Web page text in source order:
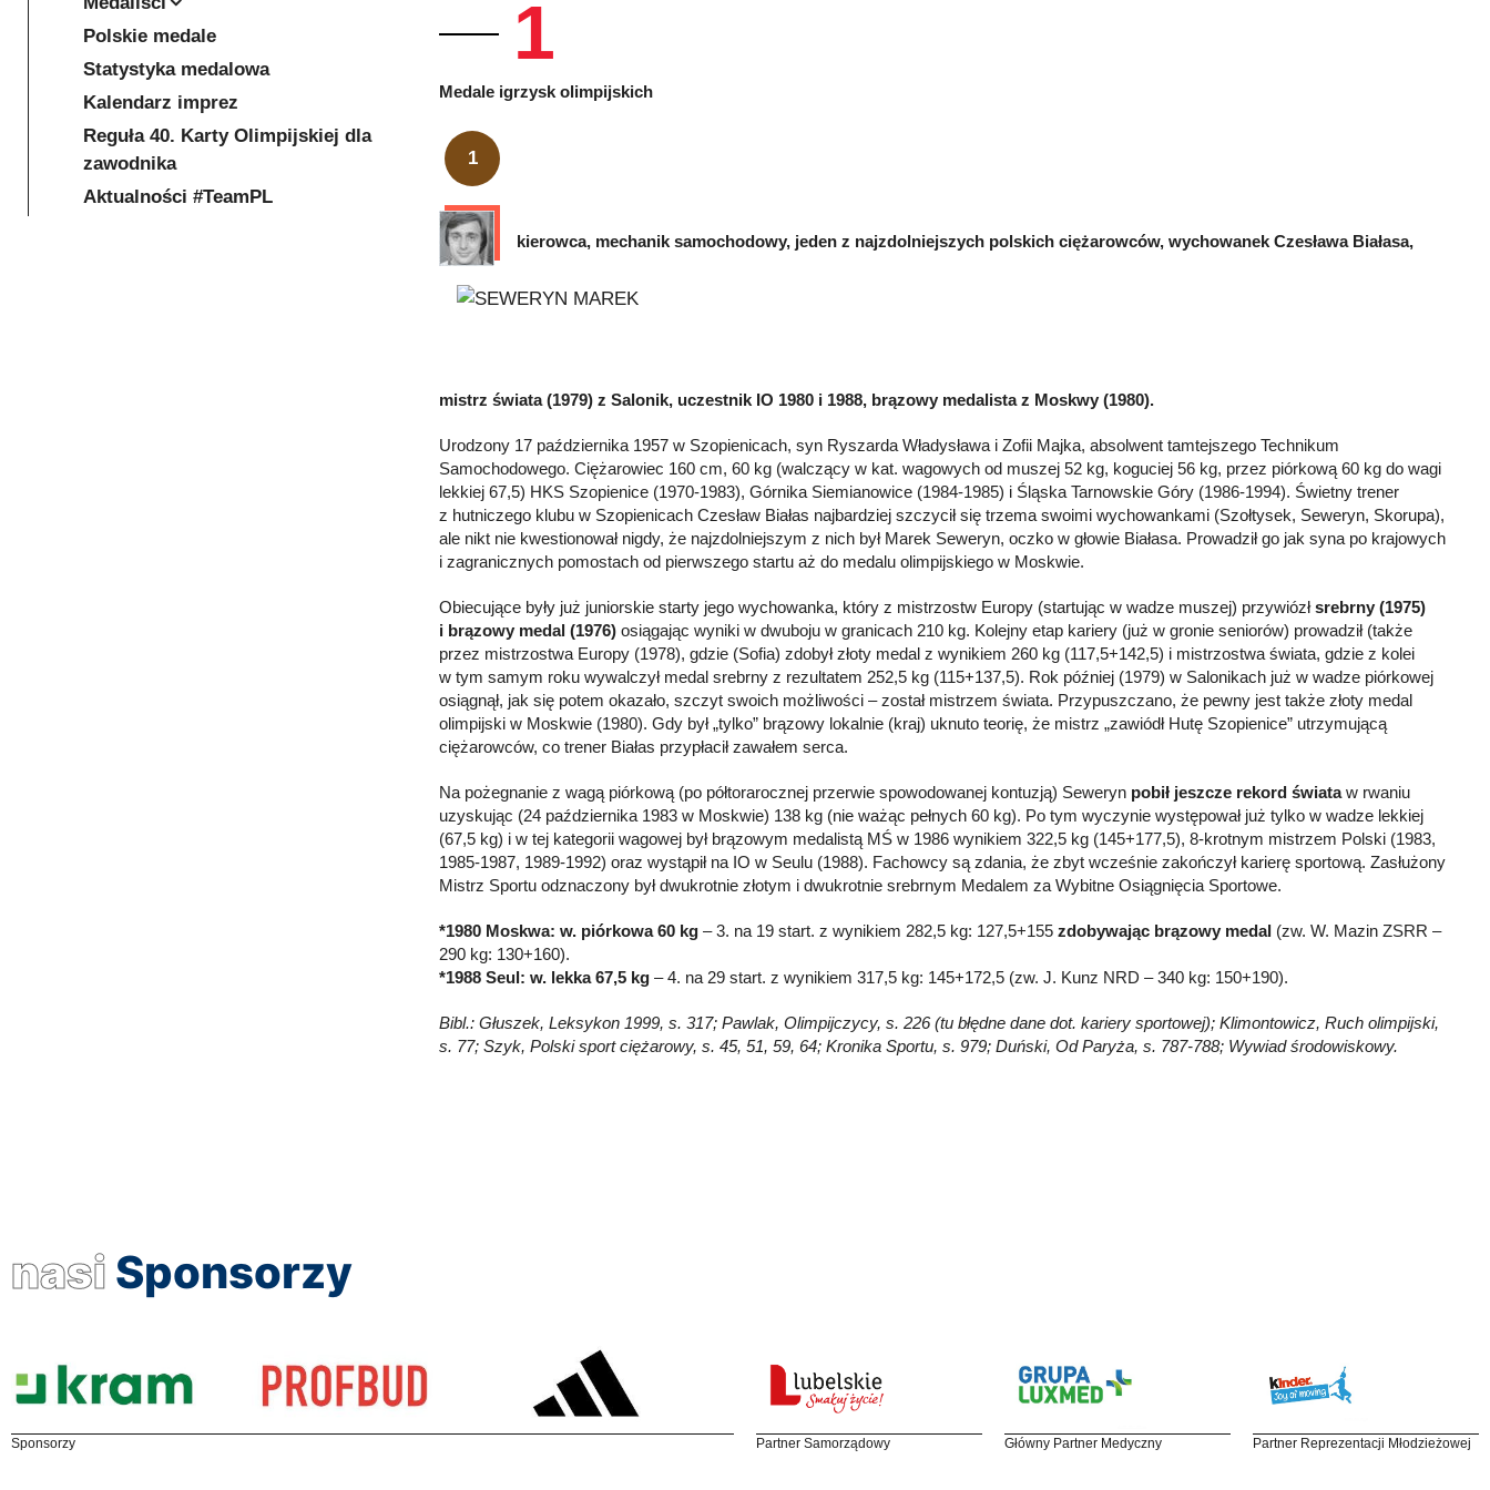
1
Medale igrzysk olimpijskich
1
kierowca, mechanik samochodowy, jeden z najzdolniejszych polskich ciężarowców, wychowanek Czesława Białasa,
mistrz świata (1979) z Salonik, uczestnik IO 1980 i 1988, brązowy medalista z Moskwy (1980).
Urodzony 17 października 1957 w Szopienicach, syn Ryszarda Władysława i Zofii Majka, absolwent tamtejszego Technikum
Samochodowego. Ciężarowiec 160 cm, 60 kg (walczący w kat. wagowych od muszej 52 kg, koguciej 56 kg, przez piórkową 60 kg do wagi
lekkiej 67,5) HKS Szopienice (1970-1983), Górnika Siemianowice (1984-1985) i Śląska Tarnowskie Góry (1986-1994). Świetny trener
z hutniczego klubu w Szopienicach Czesław Białas najbardziej szczycił się trzema swoimi wychowankami (Szołtysek, Seweryn, Skorupa),
ale nikt nie kwestionował nigdy, że najzdolniejszym z nich był Marek Seweryn, oczko w głowie Białasa. Prowadził go jak syna po krajowych
i zagranicznych pomostach od pierwszego startu aż do medalu olimpijskiego w Moskwie.
Obiecujące były już juniorskie starty jego wychowanka, który z mistrzostw Europy (startując w wadze muszej) przywiózłsrebrny (1975)
i brązowy medal (1976) osiągając wyniki w dwuboju w granicach 210 kg. Kolejny etap kariery (już w gronie seniorów) prowadził (także
przez mistrzostwa Europy (1978), gdzie (Sofia) zdobył złoty medal z wynikiem 260 kg (117,5+142,5) i mistrzostwa świata, gdzie z kolei
w tym samym roku wywalczył medal srebrny z rezultatem 252,5 kg (115+137,5). Rok później (1979) w Salonikach już w wadze piórkowej
osiągnął, jak się potem okazało, szczyt swoich możliwości – został mistrzem świata. Przypuszczano, że pewny jest także złoty medal
olimpijski w Moskwie (1980). Gdy był „tylko” brązowy lokalnie (kraj) uknuto teorię, że mistrz „zawiódł Hutę Szopienice” utrzymującą
ciężarowców, co trener Białas przypłacił zawałem serca.
Na pożegnanie z wagą piórkową (po półtorarocznej przerwie spowodowanej kontuzją) Seweryn pobił jeszcze rekord świataw rwaniu
uzyskując (24 października 1983 w Moskwie) 138 kg (nie ważąc pełnych 60 kg). Po tym wyczynie występował już tylko w wadze lekkiej
(67,5 kg) i w tej kategorii wagowej był brązowym medalistą MŚ w 1986 wynikiem 322,5 kg (145+177,5), 8-krotnym mistrzem Polski (1983,
1985-1987, 1989-1992) oraz wystąpił na IO w Seulu (1988). Fachowcy są zdania, że zbyt wcześnie zakończył karierę sportową. Zasłużony
Mistrz Sportu odznaczony był dwukrotnie złotym i dwukrotnie srebrnym Medalem za Wybitne Osiągnięcia Sportowe.
*1980 Moskwa: w. piórkowa 60 kg – 3. na 19 start. z wynikiem 282,5 kg: 127,5+155 zdobywając brązowy medal (zw. W. Mazin ZSRR –
290 kg: 130+160).
*1988 Seul: w. lekka 67,5 kg – 4. na 29 start. z wynikiem 317,5 kg: 145+172,5 (zw. J. Kunz NRD – 340 kg: 150+190).
Bibl.: Głuszek, Leksykon 1999, s. 317; Pawlak, Olimpijczycy, s. 226 (tu błędne dane dot. kariery sportowej); Klimontowicz, Ruch olimpijski,
s. 77; Szyk, Polski sport ciężarowy, s. 45, 51, 59, 64; Kronika Sportu, s. 979; Duński, Od Paryża, s. 787-788; Wywiad środowiskowy.
Polskie medale
Statystyka medalowa
Kalendarz imprez
Reguła 40. Karty Olimpijskiej dla
zawodnika
Aktualności #TeamPL
nasi Sponsorzy
Sponsorzy Partner Samorządowy Główny Partner Medyczny Partner Reprezentacji Młodzieżowej